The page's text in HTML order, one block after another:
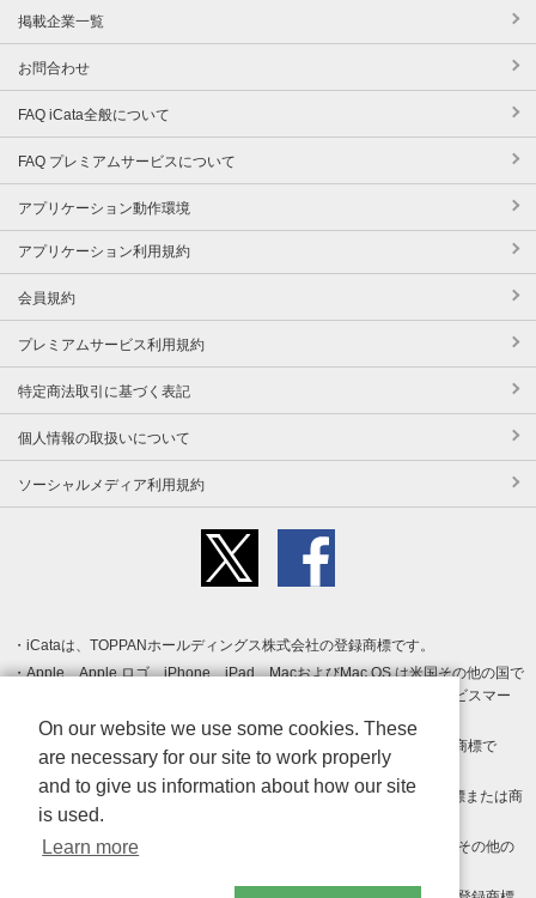
掲載企業一覧
お問合わせ
FAQ iCata全般について
FAQ プレミアムサービスについて
アプリケーション動作環境
アプリケーション利用規約
会員規約
プレミアムサービス利用規約
特定商法取引に基づく表記
個人情報の取扱いについて
ソーシャルメディア利用規約
iCataは、TOPPANホールディングス株式会社の登録商標です。
Apple、Apple ロゴ、iPhone、iPad、MacおよびMac OS は米国その他の国で
登録された Apple Inc. の商標です。App Store は Apple Inc. のサービスマー
クです。
Android、Google Play および Google Play ロゴ は Google LLC の商標で
す。
Windows は Microsoft Inc.の米国およびその他の国における登録商標または商
標です。
Adobe、Adobe Reader、Adobe PDF は、Adobe Inc.の米国およびその他の
On our website we use some cookies. These
are necessary for our site to work properly
and to give us information about how our site
is used.
Learn more